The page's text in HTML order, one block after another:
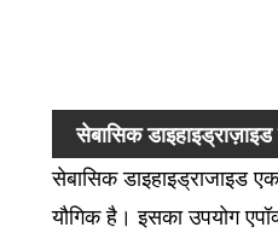
सेबासिक
सेबासिक डाइहाइड्राजाइड
यौगिक है। इसका उपयोग